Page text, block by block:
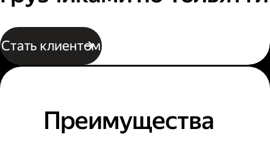
Стать клиентом
Преимущества